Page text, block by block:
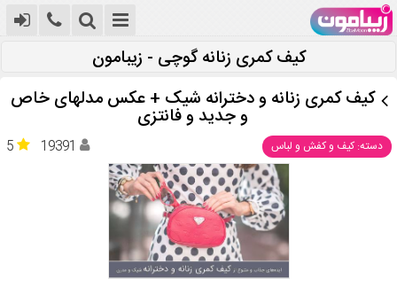
کیف کمری زنانه گوچی - زیبامون
کیف کمری زنانه و دخترانه شیک + عکس مدلهای خاص
و جدید و فانتزی
دسته: کیف و کفش و لباس 5 19391